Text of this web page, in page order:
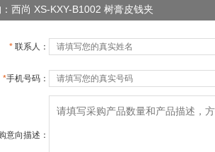
西尚 XS-KXY-B1002 树膏皮钱夹
* 联系人：
*手机号码：
意向描述：